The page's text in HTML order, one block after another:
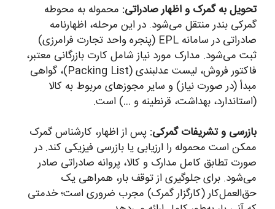
تحویل به گمرک و اظهار صادراتی: محموله به محوطه
گمرکی بندر منتقل می‌شود. در این مرحله، اظهارنامه
صادراتی در سامانه EPL (پنجره واحد تجارت فرامرزی)
ثبت می‌شود. مدارک مورد نیاز شامل کارت بازرگانی معتبر،
فاکتور فروش، لیست عدلبندی (Packing List)، گواهی
مبدأ (در صورت نیاز) و سایر مجوزهای مربوط به کالا
(استاندارد، بهداشت، قرنطینه و …) است.
بازرسی و تشریفات گمرکی: پس از اظهار، کارشناس گمرک
ممکن است محموله را ارزیابی یا بازرسی فیزیکی کند. در
صورت تطابق کامل مدارک و کالا، پروانه صادراتی صادر
می‌شود. برای جلوگیری از توقف بار، همراهی یک
حق‌العمل‌کار (کارگزار گمرک) مجرب ضروری است؛ خدمتی